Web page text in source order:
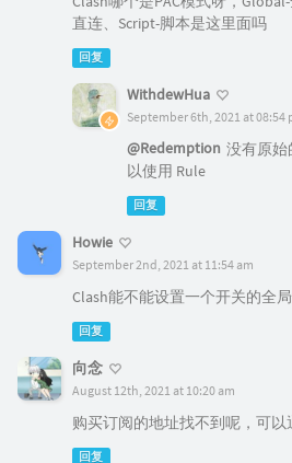
直连、Script-脚本是这里面吗
回复
WithdewHua
September 6th, 2021 at 08:54
@Redemption 没有原始
以使用 Rule
回复
Howie
September 2nd, 2021 at 11:54 am
Clash能不能设置一个开关的全
回复
向念
August 12th, 2021 at 10:20 am
购买订阅的地址找不到呢，可
回复